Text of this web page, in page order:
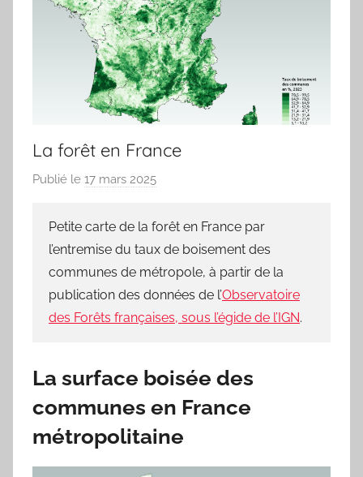
La forêt en France
Publié le 17 mars 2025
r
i
a
u
Petite carte de la forêt en France par
l’entremise du taux de boisement des
communes de métropole, à partir de la
publication des données de l’Observatoire
des Forêts françaises, sous l’égide de l’IGN.
La surface boisée des
communes en France
métropolitaine